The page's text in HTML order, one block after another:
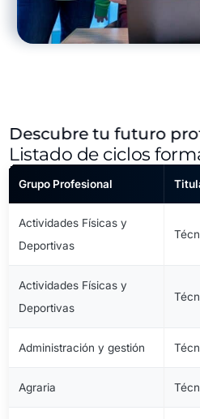
Descubre tu futuro
Listado de ciclos
Grupo Profesional
Actividades Físicas y
Deportivas
Actividades Físicas y
Deportivas
Administración y gestión
Agraria